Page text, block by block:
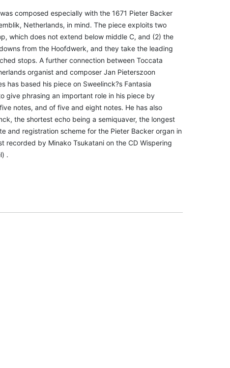
composed especially with the 1671 Pieter Backer
Netherlands, in mind. The piece exploits two
which does not extend below middle C, and (2) the
from the Hoofdwerk, and they take the leading
stops. A further connection between Toccata
organist and composer Jan Pieterszoon
has based his piece on Sweelinck?s Fantasia
give phrasing an important role in his piece by
notes, and of five and eight notes. He has also
the shortest echo being a semiquaver, the longest
and registration scheme for the Pieter Backer organ in
recorded by Minako Tsukatani on the CD Wispering
.